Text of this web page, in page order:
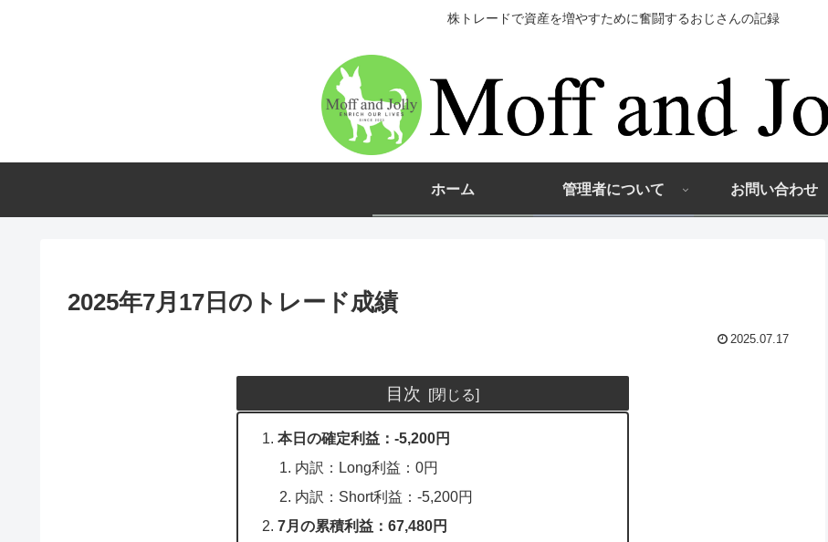
株トレードで資産を増やすために奮闘するおじさんの記録
ホーム 管理者について お問い合わせ
2025年7月17日のトレード成績
2025.07.17
目次
本日の確定利益：-5,200円
内訳：Long利益：0円
内訳：Short利益：-5,200円
7月の累積利益：67,480円